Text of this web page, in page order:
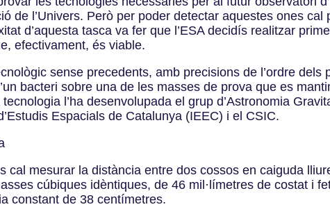
de l’Univers. Però per poder detectar aquestes ones
d’aquesta tasca va fer que l’ESA decidís realitzar
efectivament, és viable.
sense precedents, amb precisions de l’ordre dels
bacteri sobre una de les masses de prova que es
l’ha desenvolupada el grup d’Astronomia
Espacials de Catalunya (IEEC) i el CSIC.
cal mesurar la distància entre dos cossos en caiguda
cúbiques idèntiques, de 46 mil·límetres de costat i
constant de 38 centímetres.